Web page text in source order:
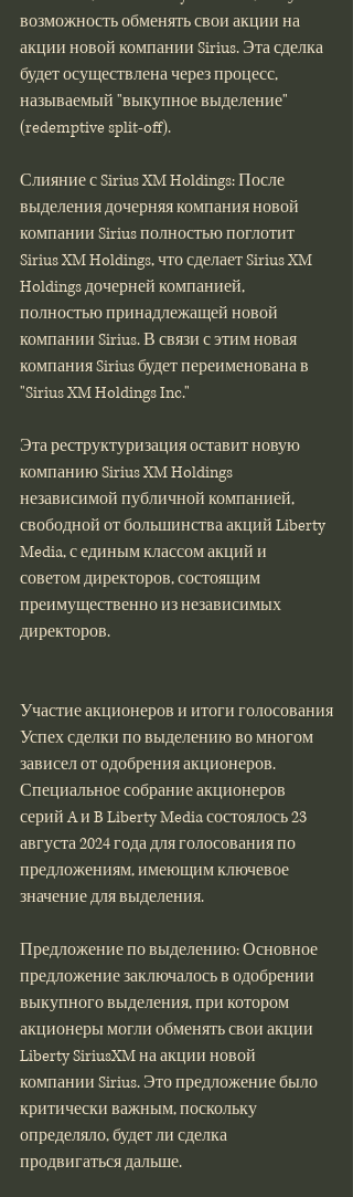
возможность обменять свои акции на
акции новой компании Sirius. Эта сделка
будет осуществлена через процесс,
называемый "выкупное выделение"
(redemptive split-off).
Слияние с Sirius XM Holdings: После
выделения дочерняя компания новой
компании Sirius полностью поглотит
Sirius XM Holdings, что сделает Sirius XM
Holdings дочерней компанией,
полностью принадлежащей новой
компании Sirius. В связи с этим новая
компания Sirius будет переименована в
"Sirius XM Holdings Inc."
Эта реструктуризация оставит новую
компанию Sirius XM Holdings
независимой публичной компанией,
свободной от большинства акций Liberty
Media, с единым классом акций и
советом директоров, состоящим
преимущественно из независимых
директоров​​.
Участие акционеров и итоги голосования
Успех сделки по выделению во многом
зависел от одобрения акционеров.
Специальное собрание акционеров
серий A и B Liberty Media состоялось 23
августа 2024 года для голосования по
предложениям, имеющим ключевое
значение для выделения.
Предложение по выделению: Основное
предложение заключалось в одобрении
выкупного выделения, при котором
акционеры могли обменять свои акции
Liberty SiriusXM на акции новой
компании Sirius. Это предложение было
критически важным, поскольку
определяло, будет ли сделка
продвигаться дальше.